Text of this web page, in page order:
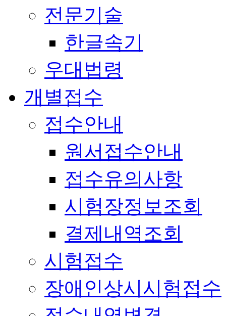
전문기술
한글속기
우대법령
개별접수
접수안내
원서접수안내
접수유의사항
시험장정보조회
결제내역조회
시험접수
장애인상시시험접수